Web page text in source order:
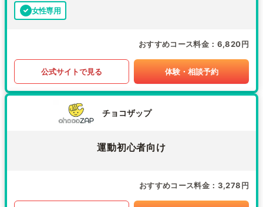
女性専用
おすすめコース料金 6,820円
公式サイトで見る 体験・相談予約
チョコザップ
運動初心者向け
おすすめコース料金 3,278円